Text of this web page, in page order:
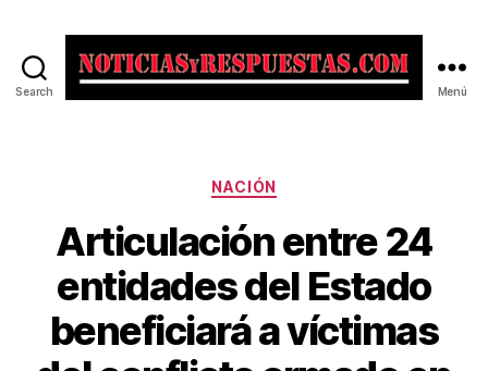
Search Menú
Categorías
NACIÓN
Articulación entre 24
entidades del Estado
beneficiará a víctimas